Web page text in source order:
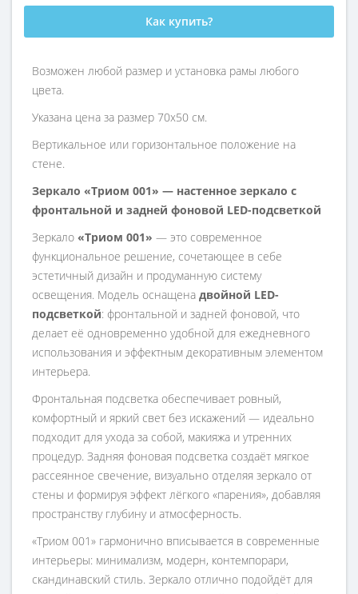
Как купить?
Возможен любой размер и установка рамы любого
цвета.
Указана цена за размер 70х50 см.
Вертикальное или горизонтальное положение на
стене.
Зеркало «Триом 001» — настенное зеркало с
фронтальной и задней фоновой LED-подсветкой
Зеркало «Триом 001» — это современное
функциональное решение, сочетающее в себе
эстетичный дизайн и продуманную систему
освещения. Модель оснащена двойной LED-
подсветкой: фронтальной и задней фоновой, что
делает её одновременно удобной для ежедневного
использования и эффектным декоративным элементом
интерьера.
Фронтальная подсветка обеспечивает ровный,
комфортный и яркий свет без искажений — идеально
подходит для ухода за собой, макияжа и утренних
процедур. Задняя фоновая подсветка создаёт мягкое
рассеянное свечение, визуально отделяя зеркало от
стены и формируя эффект лёгкого «парения», добавляя
пространству глубину и атмосферность.
«Триом 001» гармонично вписывается в современные
интерьеры: минимализм, модерн, контемпорари,
скандинавский стиль. Зеркало отлично подойдёт для